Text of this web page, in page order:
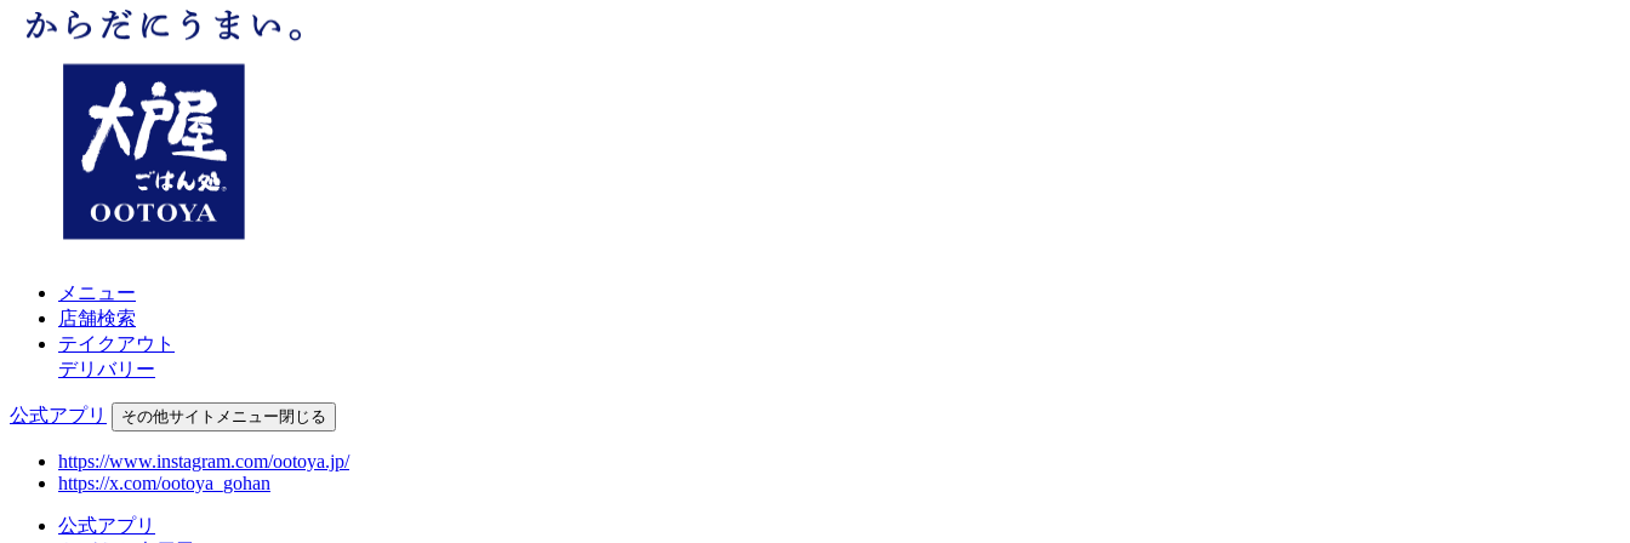
メニュー
店舗検索
テイクアウト
デリバリー
公式アプリ その他サイトメニュー閉じる
https://www.instagram.com/ootoya.jp/
https://x.com/ootoya_gohan
公式アプリ